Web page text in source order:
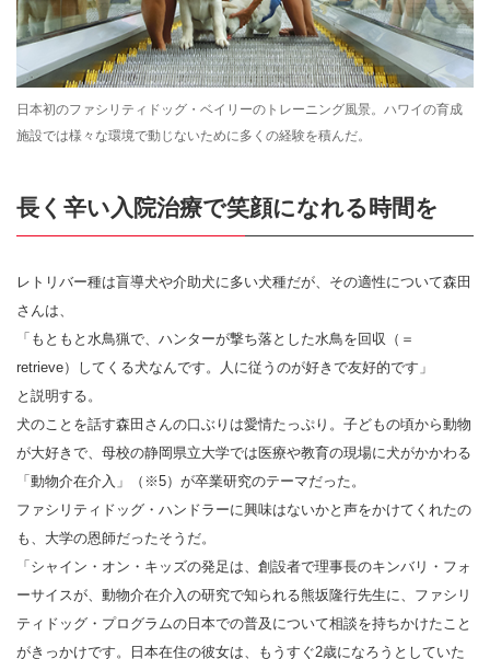
日本初のファシリティドッグ・ベイリーのトレーニング風景。ハワイの育成
施設では様々な環境で動じないために多くの経験を積んだ。
長く辛い入院治療で笑顔になれる時間を
レトリバー種は盲導犬や介助犬に多い犬種だが、その適性について森田
さんは、
「もともと水鳥猟で、ハンターが撃ち落とした水鳥を回収（＝
retrieve）してくる犬なんです。人に従うのが好きで友好的です」
と説明する。
犬のことを話す森田さんの口ぶりは愛情たっぷり。子どもの頃から動物
が大好きで、母校の静岡県立大学では医療や教育の現場に犬がかかわる
「動物介在介入」（※5）が卒業研究のテーマだった。
ファシリティドッグ・ハンドラーに興味はないかと声をかけてくれたの
も、大学の恩師だったそうだ。
「シャイン・オン・キッズの発足は、創設者で理事長のキンバリ・フォ
ーサイスが、動物介在介入の研究で知られる熊坂隆行先生に、ファシリ
ティドッグ・プログラムの日本での普及について相談を持ちかけたこと
がきっかけです。日本在住の彼女は、もうすぐ2歳になろうとしていた